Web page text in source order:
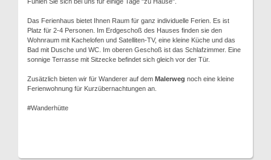
Das Ferienhaus bietet Ihnen Raum für ganz individuelle Ferien. Es ist
Platz für 2-4 Personen. Im Erdgeschoß des Hauses finden sie den
Wohnraum mit Kachelofen und Satelliten-TV, eine kleine Küche und das
Bad mit Dusche und WC. Im oberen Geschoß ist das Schlafzimmer. Eine
sonnige Terrasse mit Sitzecke befindet sich gleich vor der Tür.
Zusätzlich bieten wir für Wanderer auf dem Malerweg noch eine kleine
Ferienwohnung für Kurzübernachtungen an.
#Wanderhütte